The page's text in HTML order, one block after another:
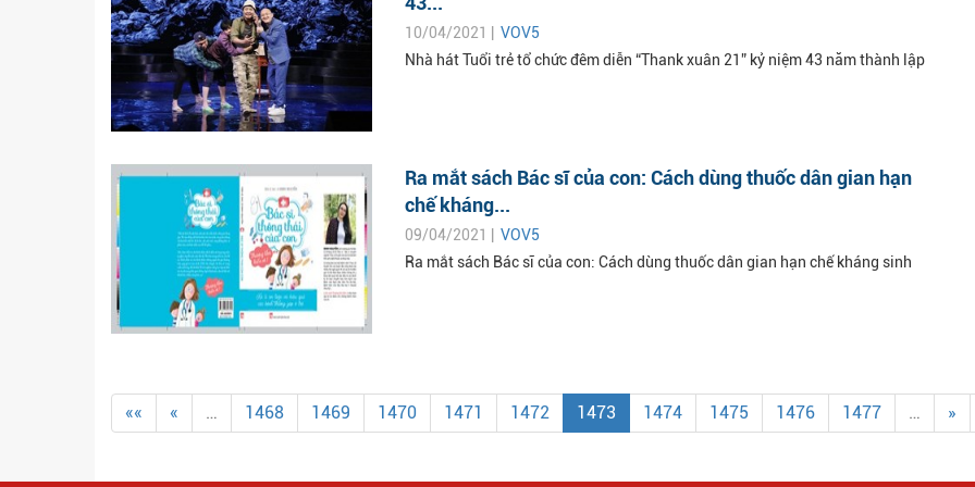
10/04/2021 | VOV5
Nhà hát Tuổi trẻ tổ chức đêm diễn “Thank xuân 21” kỷ niệm 43 năm thành lập
Ra mắt sách Bác sĩ của con: Cách dùng thuốc dân gian hạn
chế kháng...
09/04/2021 | VOV5
Ra mắt sách Bác sĩ của con: Cách dùng thuốc dân gian hạn chế kháng sinh
«« « … 1468 1469 1470 1471 1472 1473 1474 1475 1476 1477 … »